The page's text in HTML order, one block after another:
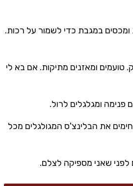
שניות. מעבירים לצלחת ומכסים במגבת כדי לשמור על רכות.
טועמים ומאזנים מתיקות. אם בא לי
ומגלגלים לרול.
את הבלינצ'ס המגולגלים מכל
לפני שאני מספיקה לצלם.